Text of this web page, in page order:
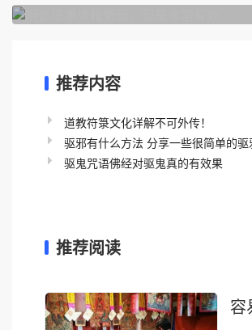
推荐内容
道教符箓文化详解不可外传！
驱邪有什么方法 分享一些很简单的
驱鬼咒语佛经对驱鬼真的有效果
推荐阅读
容